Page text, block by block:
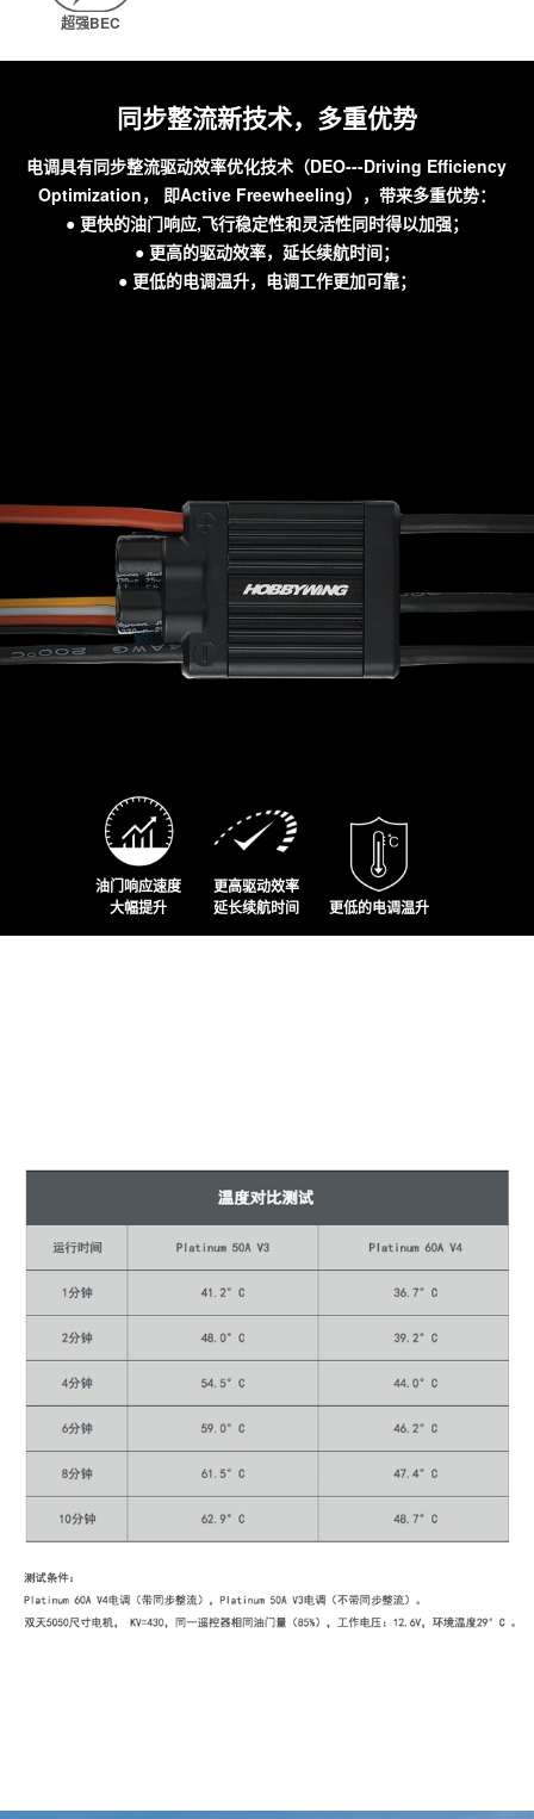
超强BEC
同步整流新技术，多重优势
电调具有同步整流驱动效率优化技术（DEO---Driving Efficiency
Optimization， 即Active Freewheeling），带来多重优势：
● 更快的油门响应,飞行稳定性和灵活性同时得以加强；
● 更高的驱动效率，延长续航时间；
● 更低的电调温升，电调工作更加可靠；
油门响应速度
大幅提升
更高驱动效率
延长续航时间
更低的电调温升